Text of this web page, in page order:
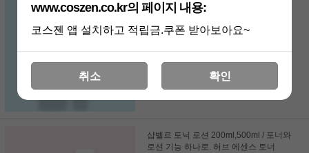
토닉로션1000ml 대용량/ 히알루론산
+콜라겐 에센스 토너
75,000원
샵벨르 토닉 로션 200ml,500ml / 토너와
로션 기능 하나로. 허브 에센스 토너
www.coszen.co.kr의 페이지 내용:
코스젠 앱 설치하고 적립금.쿠폰 받아보아요~
취소 확인